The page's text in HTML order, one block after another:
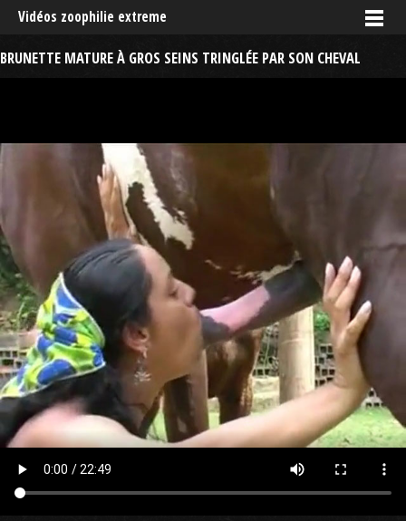
Vidéos zoophilie extreme
BRUNETTE MATURE À GROS SEINS TRINGLÉE PAR SON CHEVAL